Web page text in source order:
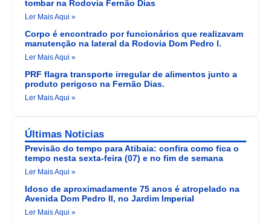
tombar na Rodovia Fernão Dias
Ler Mais Aqui »
Corpo é encontrado por funcionários que realizavam
manutenção na lateral da Rodovia Dom Pedro I.
Ler Mais Aqui »
PRF flagra transporte irregular de alimentos junto a
produto perigoso na Fernão Dias.
Ler Mais Aqui »
Últimas Noticias
Previsão do tempo para Atibaia: confira como fica o
tempo nesta sexta-feira (07) e no fim de semana
Ler Mais Aqui »
Idoso de aproximadamente 75 anos é atropelado na
Avenida Dom Pedro II, no Jardim Imperial
Ler Mais Aqui »